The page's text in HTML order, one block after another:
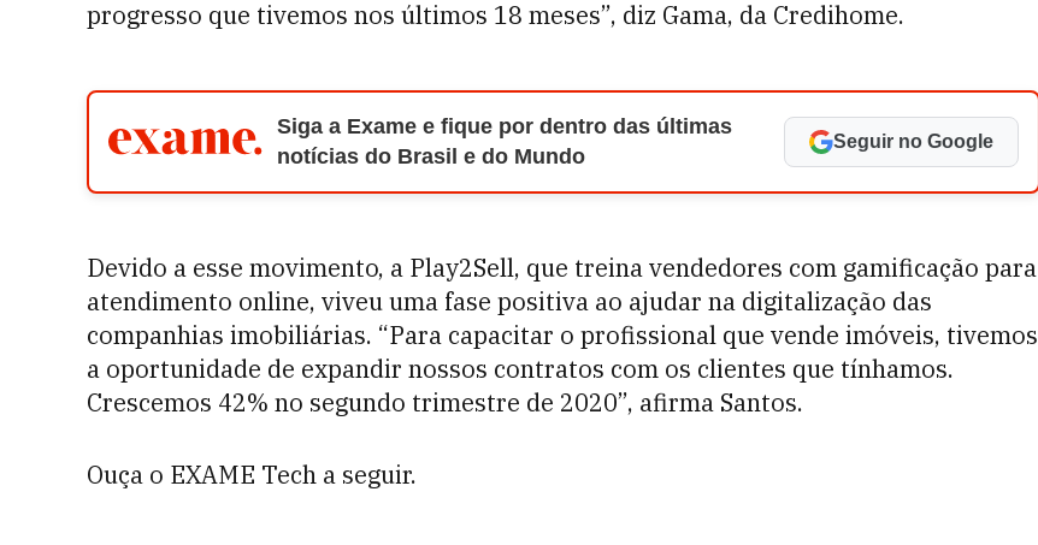
progresso que tivemos nos últimos 18 meses”, diz Gama, da Credihome.
Siga a Exame e fique por dentro das últimas
notícias do Brasil e do Mundo
Seguir no Google
Devido a esse movimento, a Play2Sell, que treina vendedores com gamificação para
atendimento online, viveu uma fase positiva ao ajudar na digitalização das
companhias imobiliárias. “Para capacitar o profissional que vende imóveis, tivemos
a oportunidade de expandir nossos contratos com os clientes que tínhamos.
Crescemos 42% no segundo trimestre de 2020”, afirma Santos.
Ouça o EXAME Tech a seguir.